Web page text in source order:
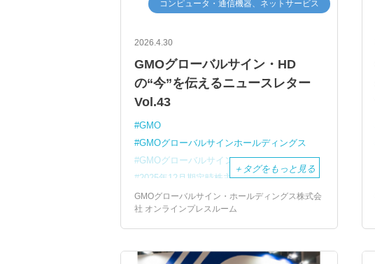
コンピュータ・通信機器、ネットサービス
2026.4.30
GMOグローバルサイン・HD
の“今”を伝えるニュースレター
Vol.43
GMO
GMOグローバルサインホールディングス
GMOグローバルサイン
2025年12月期定時株主総会
GMOアリーナさいたま
電子印鑑GMOサイン
BIMI
フィッシング対策
＋ タグをもっと見る
GMOグローバルサイン・ホールディングス株式会
社 オンラインプレスルーム